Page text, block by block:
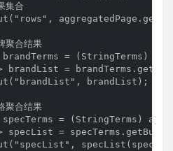
集合
合结果
= (StringTerms)
brandList =
brandList);
合结果
= (StringTerms)
specList =